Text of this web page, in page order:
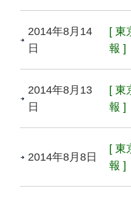
2014年8月14
日
[ 東
報 ]
2014年8月13
日
[ 東
報 ]
2014年8月8日
[ 東
報 ]